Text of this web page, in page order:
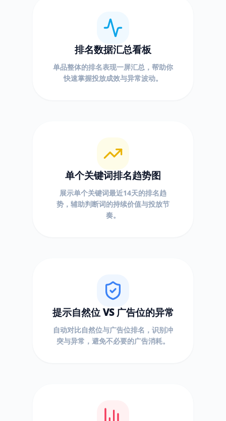
排名数据汇总看板
单品整体的排名表现一屏汇总，帮助你
快速掌握投放成效与异常波动。
单个关键词排名趋势图
展示单个关键词最近14天的排名趋
势，辅助判断词的持续价值与投放节
奏。
提示自然位 VS 广告位的异常
自动对比自然位与广告位排名，识别冲
突与异常，避免不必要的广告消耗。